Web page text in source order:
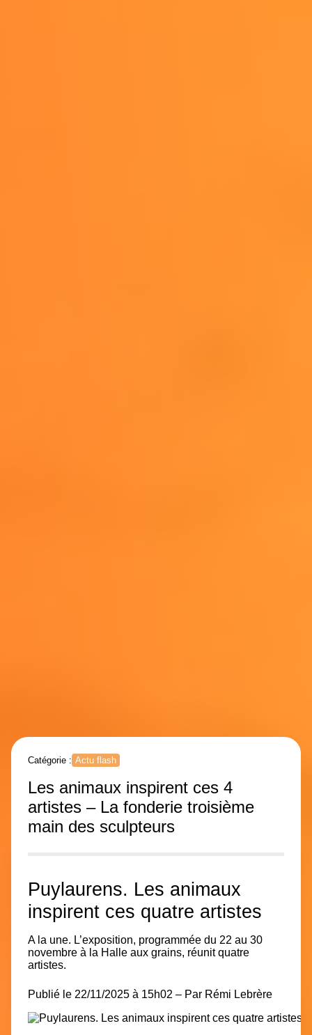
Catégorie : Actu flash
Les animaux inspirent ces 4
artistes – La fonderie troisième
main des sculpteurs
Puylaurens. Les animaux
inspirent ces quatre artistes
A la une. L’exposition, programmée du 22 au 30
novembre à la Halle aux grains, réunit quatre
artistes.
Publié le 22/11/2025 à 15h02 – Par Rémi Lebrère